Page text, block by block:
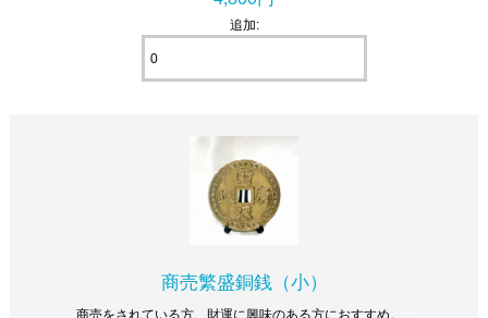
追加:
商売繁盛銅銭（小）
商売をされている方、財運に興味のある方におすすめ。...